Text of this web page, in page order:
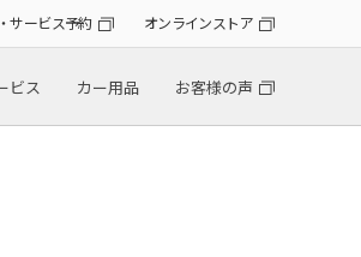
サービス予約 オンラインストア
ビス カー用品 お客様の声